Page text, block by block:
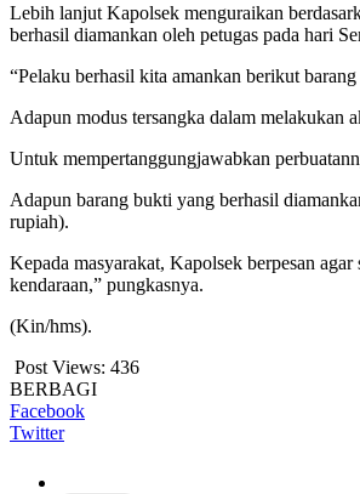
Lebih lanjut Kapolsek menguraikan
berhasil diamankan oleh petugas pada hari
“Pelaku berhasil kita amankan berikut
Adapun modus tersangka dalam melakukan
Untuk mempertanggungjawabkan
Adapun barang bukti yang berhasil
rupiah).
Kepada masyarakat, Kapolsek berpesan
kendaraan,” pungkasnya.
(Kin/hms).
Post Views: 436
BERBAGI
Facebook
Twitter